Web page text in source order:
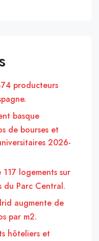
producteurs
basque
de bourses et
2026-
logements sur
du Parc Central.
augmente de
par m2.
hôteliers et